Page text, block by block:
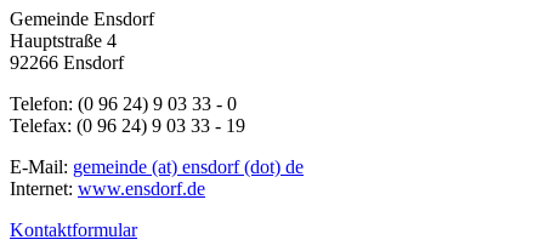
Gemeinde Ensdorf
Hauptstraße 4
92266 Ensdorf
Telefon: (0 96 24) 9 03 33 - 0
Telefax: (0 96 24) 9 03 33 - 19
E-Mail: gemeinde (at) ensdorf (dot) de
Internet: www.ensdorf.de
Kontaktformular